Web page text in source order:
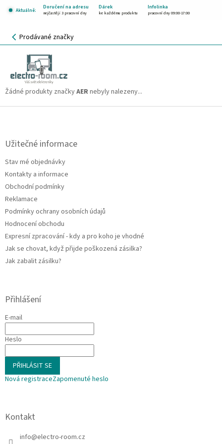
Aktuálně:
Doručení na adresu Dárek Infolinka
nejčastěji 3 pracovní dny ke každému produktu pracovní dny 09:00-17:00
NÁKUPNÍ
KOŠÍK
Prodávané značky
Žádné produkty značkyAERnebyly nalezeny...
Z
Užitečné informace
Stav mé objednávky
Kontakty a informace
Obchodní podmínky
Reklamace
Podmínky ochrany osobních údajů
Hodnocení obchodu
Expresní zpracování - kdy a pro koho je vhodné
Jak se chovat, když přijde poškozená zásilka?
Jak zabalit zásilku?
Přihlášení
E-mail
Heslo
PŘIHLÁSIT SE
Nová registraceZapomenuté heslo
Kontakt
info@electro-room.cz